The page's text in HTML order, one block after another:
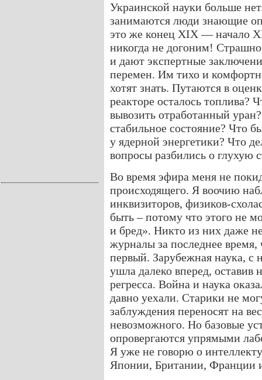
Украинской науки больше
занимаются люди знающие
это же конец XIX — начало
никогда не догоним!
и дают экспертные
перемен. Им тихо и
хотят знать. Путаются в
реакторе осталось топлива?
вывозить отработанный
стабильное состояние? Что
у ядерной энергетики? Что
вопросы разбились о глухую
Во время эфира меня не
происходящего. Я воочию
инквизиторов, физиков-
быть – потому что этого не
и бред». Никто из них даже
журналы за последнее время,
первый. Зарубежная наука,
ушла далеко вперед, оставив
регресса. Война и наука
давно уехали. Старики не
заблуждения переносят на
невозможного. Но базовые
опровергаются упрямыми
Я уже не говорю о
Японии, Британии, Франции